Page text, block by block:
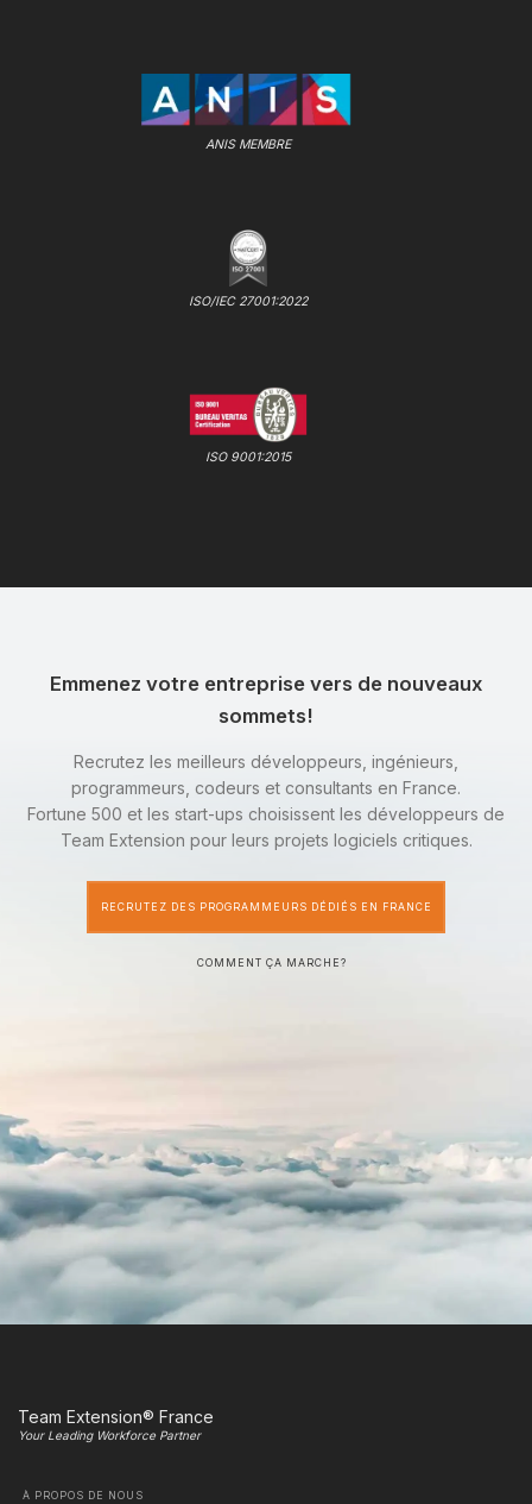
ANIS MEMBRE
ISO/IEC 27001:2022
ISO 9001:2015
Emmenez votre entreprise vers de nouveaux
sommets!
Recrutez les meilleurs développeurs, ingénieurs,
programmeurs, codeurs et consultants en France.
Fortune 500 et les start-ups choisissent les développeurs de
Team Extension pour leurs projets logiciels critiques.
RECRUTEZ DES PROGRAMMEURS DÉDIÉS EN FRANCE
COMMENT ÇA MARCHE?
Team Extension® France
Your Leading Workforce Partner
À PROPOS DE NOUS